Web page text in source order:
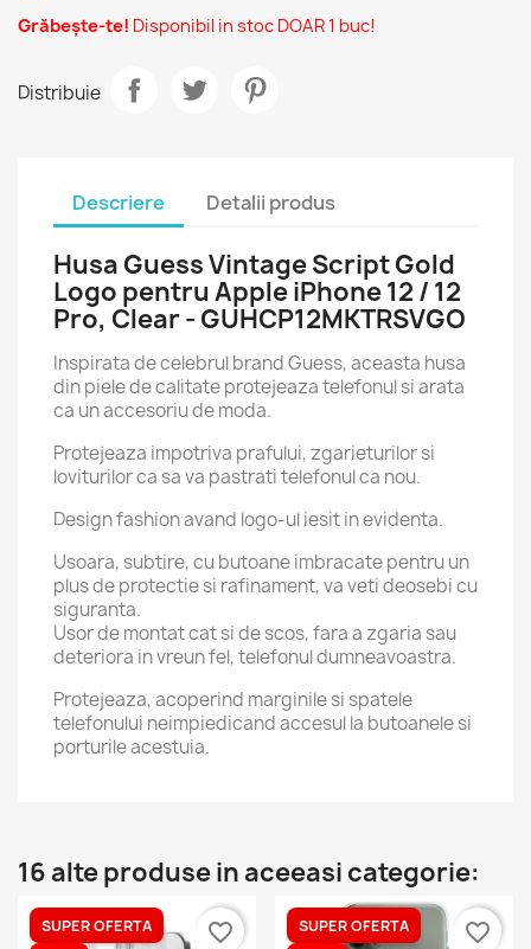
Grăbește-te! Disponibil in stoc DOAR 1 buc!
Distribuie
Descriere Detalii produs
Husa Guess Vintage Script Gold
Logo pentru Apple iPhone 12 / 12
Pro, Clear - GUHCP12MKTRSVGO
Inspirata de celebrul brand Guess, aceasta husa
din piele de calitate protejeaza telefonul si arata
ca un accesoriu de moda.
Protejeaza impotriva prafului, zgarieturilor si
loviturilor ca sa va pastrati telefonul ca nou.
Design fashion avand logo-ul iesit in evidenta.
Usoara, subtire, cu butoane imbracate pentru un
plus de protectie si rafinament, va veti deosebi cu
siguranta.
Usor de montat cat si de scos, fara a zgaria sau
deteriora in vreun fel, telefonul dumneavoastra.
Protejeaza, acoperind marginile si spatele
telefonului neimpiedicand accesul la butoanele si
porturile acestuia.
16 alte produse in aceeasi categorie:
SUPER OFERTA
favorite_border
SUPER OFERTA
favorite_border